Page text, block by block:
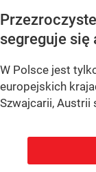
segreguje się
W Polsce jest
europejskich
Szwajcarii, Austrii